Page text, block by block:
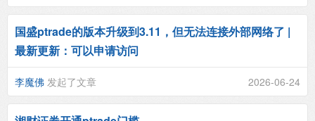
国盛ptrade的版本升级到3.11，但无法连接外部网络了 |
最新更新：可以申请访问
李魔佛 发起了文章 2026-06-24